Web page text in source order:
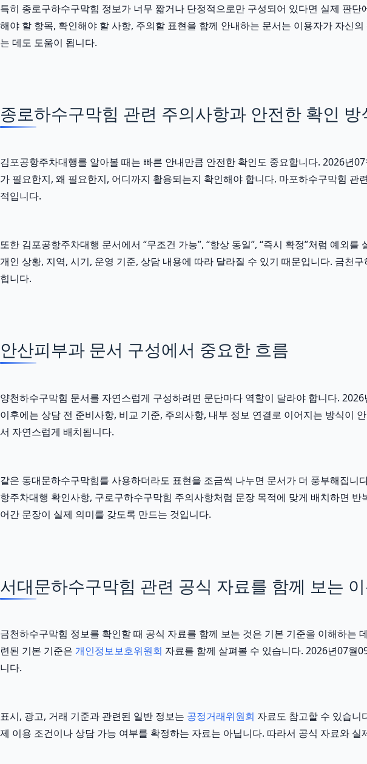
특히 종로구하수구막힘 정보가 너무 짧거나 단정적으로만 구성되어 있다면 실제 판
해야 할 항목, 확인해야 할 사항, 주의할 표현을 함께 안내하는 문서는 이용자가 자신
는 데도 도움이 됩니다.
종로하수구막힘 관련 주의사항과 안전한 확인
김포공항주차대행를 알아볼 때는 빠른 안내만큼 안전한 확인도 중요합니다. 2026년
가 필요한지, 왜 필요한지, 어디까지 활용되는지 확인해야 합니다. 마포하수구막힘
적입니다.
또한 김포공항주차대행 문서에서 “무조건 가능”, “항상 동일”, “즉시 확정”처럼 예외
개인 상황, 지역, 시기, 운영 기준, 상담 내용에 따라 달라질 수 있기 때문입니다. 금천
힙니다.
안산피부과 문서 구성에서 중요한 흐름
양천하수구막힘 문서를 자연스럽게 구성하려면 문단마다 역할이 달라야 합니다.
이후에는 상담 전 준비사항, 비교 기준, 주의사항, 내부 정보 연결로 이어지는 방식이
서 자연스럽게 배치됩니다.
같은 동대문하수구막힘를 사용하더라도 표현을 조금씩 나누면 문서가 더 풍부해집
항주차대행 확인사항, 구로구하수구막힘 주의사항처럼 문장 목적에 맞게 배치하면
어간 문장이 실제 의미를 갖도록 만드는 것입니다.
서대문하수구막힘 관련 공식 자료를 함께 보는
금천하수구막힘 정보를 확인할 때 공식 자료를 함께 보는 것은 기본 기준을 이해하는
련된 기본 기준은 개인정보보호위원회 자료를 함께 살펴볼 수 있습니다. 2026년07월
니다.
표시, 광고, 거래 기준과 관련된 일반 정보는 공정거래위원회 자료도 참고할 수 있습니
제 이용 조건이나 상담 가능 여부를 확정하는 자료는 아닙니다. 따라서 공식 자료와